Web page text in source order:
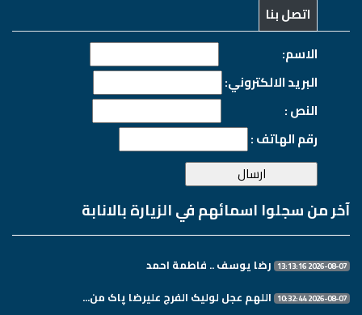
اتصل بنا
الاسم:
البريد الالكتروني:
النص :
رقم الهاتف :
آخر من سجلوا اسمائهم في الزيارة بالانابة
2026-08-07 13:13:16 رضا يوسف .. فاطمة احمد
2026-08-07 10:32:44 اللهم عجل لولیک الفرج علیرضا پاک من...